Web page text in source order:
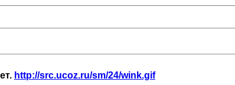
http://src.ucoz.ru/sm/24/wink.gif